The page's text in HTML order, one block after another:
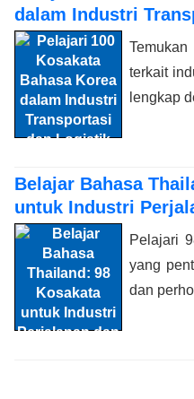
dalam Industri
terkait
lengkap
Belajar Bahasa
untuk Industri
Pelajari
yang
dan